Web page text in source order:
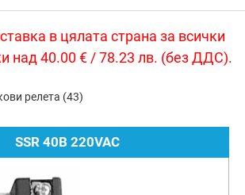
в цялата страна за всички
над 40.00 € / 78.23 лв. (без ДДС).
релета (43)
SSR 40B 220VAC